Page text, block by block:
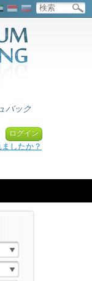
バック
したか？